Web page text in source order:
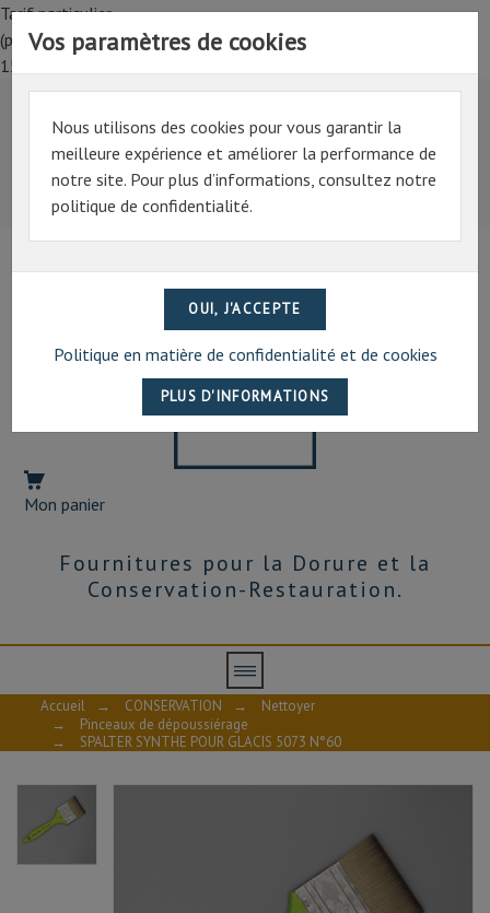
Tarif particulier,
(professionnel, connectez-vous pour bénéficier de la remise de
15%)
Tarif particulier,
(professionnel, connectez-vous pour bénéficier de la
remise de 15%)
07 69 94 13 47
Mon panier
Fournitures pour la Dorure et la
Conservation-Restauration.
Vos paramètres de cookies
Nous utilisons des cookies pour vous garantir la
meilleure expérience et améliorer la performance de
notre site. Pour plus d’informations, consultez notre
politique de confidentialité.
Politique en matière de confidentialité et de cookies
Accueil → CONSERVATION →
Nettoyer
→
Pinceaux de dépoussiérage
→
SPALTER SYNTHE POUR GLACIS 5073 N°60